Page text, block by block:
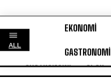
ALL
EKONOMİ
GASTRONOMİ